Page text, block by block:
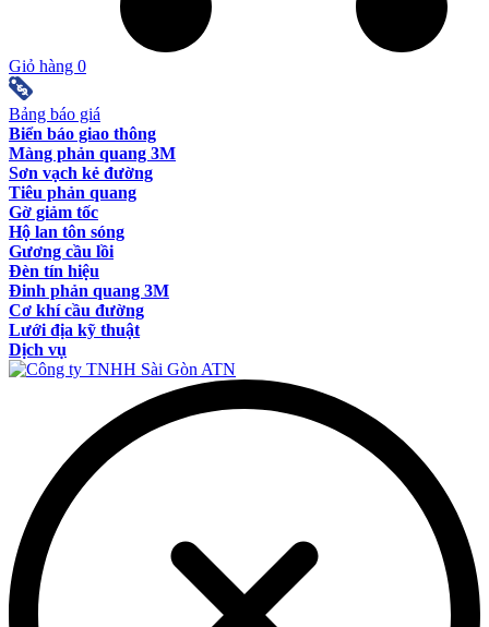
Giỏ hàng 0
Bảng báo giá
Biển báo giao thông
Màng phản quang 3M
Sơn vạch kẻ đường
Tiêu phản quang
Gờ giảm tốc
Hộ lan tôn sóng
Gương cầu lồi
Đèn tín hiệu
Đinh phản quang 3M
Cơ khí cầu đường
Lưới địa kỹ thuật
Dịch vụ